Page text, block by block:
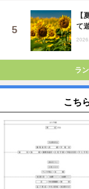
【
て
ラ
こち